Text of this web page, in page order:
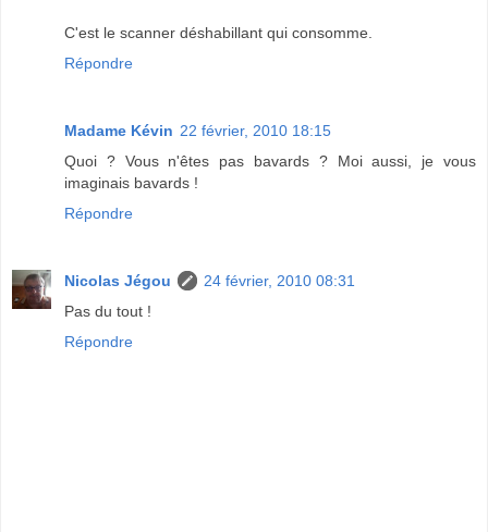
C'est le scanner déshabillant qui consomme.
Répondre
Madame Kévin 22 février, 2010 18:15
Quoi ? Vous n'êtes pas bavards ? Moi aussi, je vous
imaginais bavards !
Répondre
Nicolas Jégou
24 février, 2010 08:31
Pas du tout !
Répondre